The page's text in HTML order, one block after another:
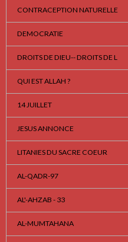
CONTRACEPTION NATURELLE
DEMOCRATIE
DROITS DE DIEU-- DROITS DE L
QUI EST ALLAH ?
14 JUILLET
JESUS ANNONCE
LITANIES DU SACRE COEUR
AL-QADR-97
AL'-AHZAB - 33
AL-MUMTAHANA